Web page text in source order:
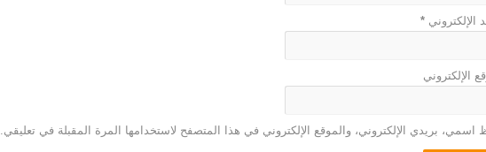
الإلكتروني*
الإلكتروني
اسمي، بريدي الإلكتروني، والموقع الإلكتروني في هذا المتصفح لاستخدامها المرة المقبلة في تعليقي.